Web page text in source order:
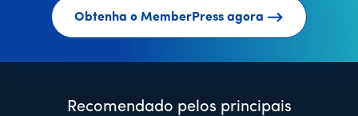
Obtenha o MemberPress agora
Recomendado pelos principais